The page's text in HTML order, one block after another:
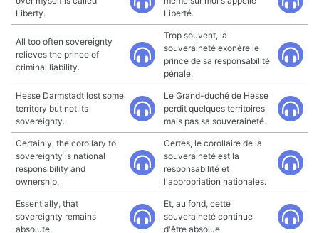
Liberty.
Liberté.
All too often sovereignty
relieves the prince of
criminal liability.
Trop souvent, la
souveraineté exonère le
prince de sa responsabilité
pénale.
Hesse Darmstadt lost some
territory but not its
sovereignty.
Le Grand-duché de Hesse
perdit quelques territoires
mais pas sa souveraineté.
Certainly, the corollary to
sovereignty is national
responsibility and
ownership.
Certes, le corollaire de la
souveraineté est la
responsabilité et
l'appropriation nationales.
Essentially, that
sovereignty remains
absolute.
Et, au fond, cette
souveraineté continue
d'être absolue.